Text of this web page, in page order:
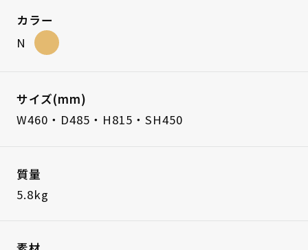
カラー
N
サイズ(mm)
W460・D485・H815・SH450
質量
5.8kg